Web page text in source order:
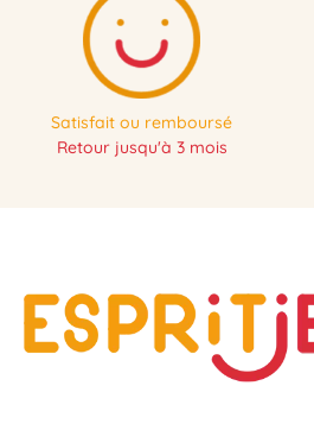
Satisfait ou remboursé
Retour jusqu'à 3 mois